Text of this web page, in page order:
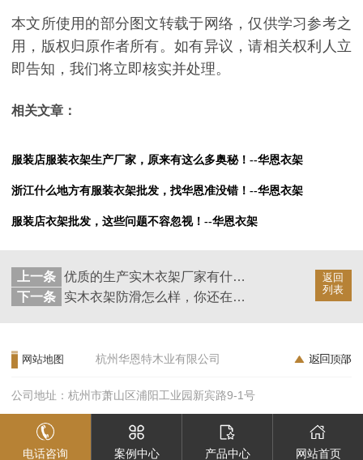
本文所使用的部分图文转载于网络，仅供学习参考之
用，版权归原作者所有。如有异议，请相关权利人立
即告知，我们将立即核实并处理。
相关文章：
服装店服装衣架生产厂家，原来有这么多奥秘！--华恩衣架
浙江什么地方有服装衣架批发，找华恩准没错！--华恩衣架
服装店衣架批发，这些问题不容忽视！--华恩衣架
返回
列表
上一条
优质的生产实木衣架厂家有什么特点？--华恩衣架
下一条
实木衣架防滑怎么样，你还在疑惑什么？--华恩衣架
网站地图 杭州华恩特木业有限公司
公司地址：杭州市萧山区浦阳工业园新宾路9-1号
电话咨询 案例中心 产品中心 网站首页